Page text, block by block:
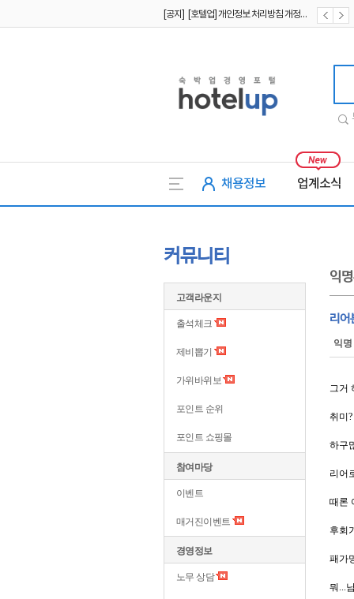
[공지] [호텔업] 유료서비스 이용약관 개정본2 (19.09.02)
채용정보 업계소식
커뮤니티
고객라운지
출석체크
제비뽑기
가위바위보
포인트 순위
포인트 쇼핑몰
참여마당
이벤트
매거진이벤트
경영정보
노무 상담
익
리어
익명
그거
취미
하구
리어
때론
후회
패가
뭐...